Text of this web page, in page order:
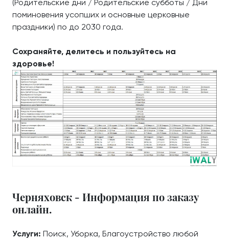
(Родительские дни / Родительские субботы / Дни
поминовения усопших и основные церковные
праздники) по до 2030 года.
Сохраняйте, делитесь и пользуйтесь на
здоровье!
Черняховск - Информация по заказу
онлайн.
Услуги: Поиск, Уборка, Благоустройство любой